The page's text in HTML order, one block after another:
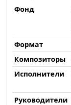
Фонд
Формат
Композиторы
Исполнители
Руководители